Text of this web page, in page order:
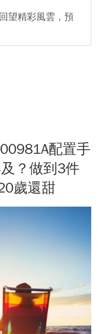
望精彩風雲，預
配置手
？做到3件
歲還甜